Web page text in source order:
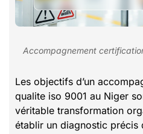
Accompagnement
Les objectifs d’un
qualite iso 9001 au Niger
véritable transformation
établir un diagnostic précis